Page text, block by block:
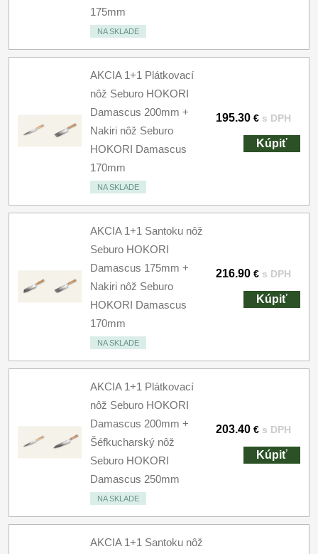
175mm
NA SKLADE
AKCIA 1+1 Plátkovací
nôž Seburo HOKORI
Damascus 200mm +
Nakiri nôž Seburo
HOKORI Damascus
170mm
NA SKLADE
195.30 € s DPH
Kúpiť
AKCIA 1+1 Santoku nôž
Seburo HOKORI
Damascus 175mm +
Nakiri nôž Seburo
HOKORI Damascus
170mm
NA SKLADE
216.90 € s DPH
Kúpiť
AKCIA 1+1 Plátkovací
nôž Seburo HOKORI
Damascus 200mm +
Šéfkucharský nôž
Seburo HOKORI
Damascus 250mm
NA SKLADE
203.40 € s DPH
Kúpiť
AKCIA 1+1 Santoku nôž